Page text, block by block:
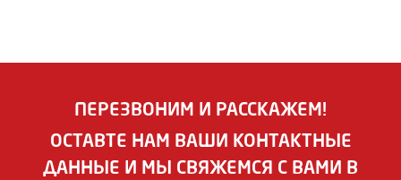
ПЕРЕЗВОНИМ И РАССКАЖЕМ!
ОСТАВТЕ НАМ ВАШИ КОНТАКТНЫЕ
ДАННЫЕ И МЫ СВЯЖЕМСЯ С ВАМИ В